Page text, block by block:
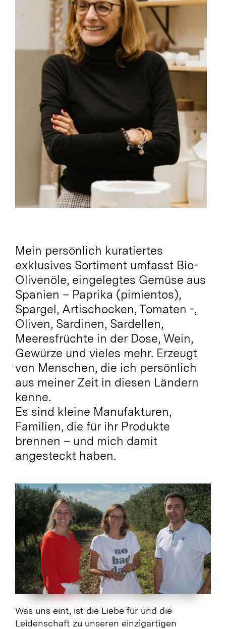
Mein persönlich kuratiertes
exklusives Sortiment umfasst Bio-
Olivenöle, eingelegtes Gemüse aus
Spanien – Paprika (pimientos),
Spargel, Artischocken, Tomaten -,
Oliven, Sardinen, Sardellen,
Meeresfrüchte in der Dose, Wein,
Gewürze und vieles mehr. Erzeugt
von Menschen, die ich persönlich
aus meiner Zeit in diesen Ländern
kenne.
Es sind kleine Manufakturen,
Familien, die für ihr Produkte
brennen – und mich damit
angesteckt haben.
Was uns eint, ist die Liebe für und die
Leidenschaft zu unseren einzigartigen